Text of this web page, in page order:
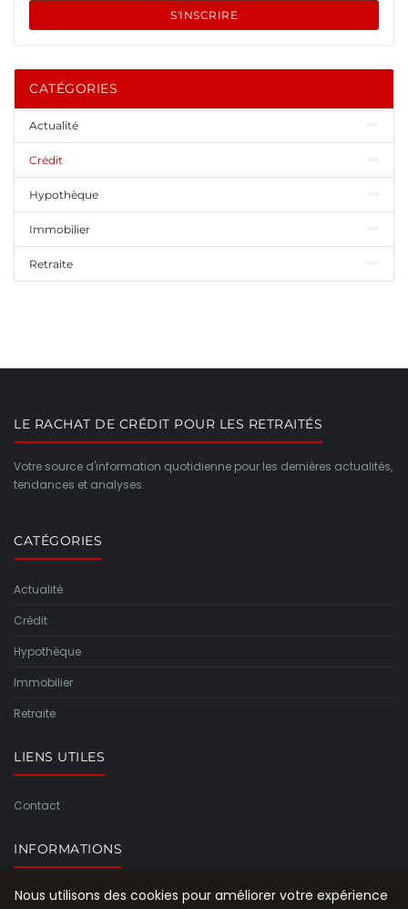
S'INSCRIRE
CATÉGORIES
Actualité
Crédit
Hypothèque
Immobilier
Retraite
LE RACHAT DE CRÉDIT POUR LES RETRAITÉS
Votre source d'information quotidienne pour les dernières actualités,
tendances et analyses.
CATÉGORIES
Actualité
Crédit
Hypothèque
Immobilier
Retraite
LIENS UTILES
Contact
INFORMATIONS
Plan du site
Nous utilisons des cookies pour améliorer votre expérience